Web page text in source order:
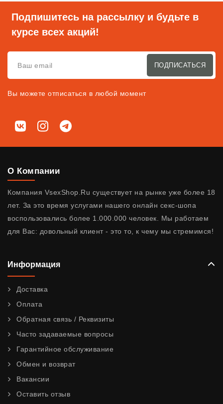
Подпишитесь на рассылку и будьте в
курсе всех акций!
ПОДПИСАТЬСЯ
Вы можете отписаться в любой момент
Мы в соц. сетях
ВКонтактеInstagramTelegram
О Компании
Компания VsexShop.Ru существует на рынке уже более 18
лет. За это время услугами нашего онлайн секс-шопа
воспользовались более 1.000.000 человек. Мы работаем
для Вас: довольный клиент - это то, к чему мы стремимся!
Информация
Доставка
Оплата
Обратная связь / Реквизиты
Часто задаваемые вопросы
Гарантийное обслуживание
Обмен и возврат
Вакансии
Оставить отзыв